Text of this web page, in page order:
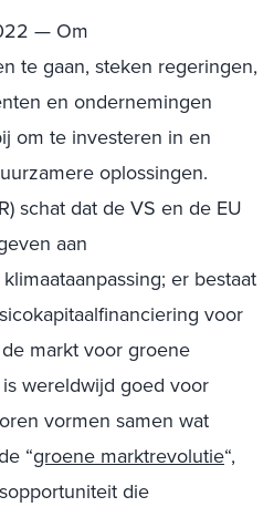
— Om
te gaan, steken regeringen,
en ondernemingen
om te investeren in en
oplossingen.
schat dat de VS en de EU
aan
er bestaat
voor
markt voor groene
wereldwijd goed voor
vormen samen wat
“groene marktrevolutie“,
die